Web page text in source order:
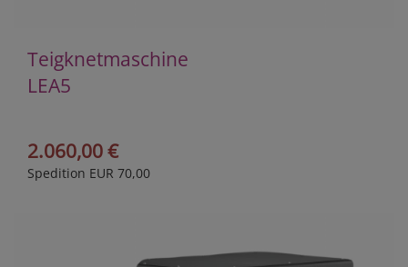
Teigknetmaschine
LEA5
2.060,00 €
Spedition EUR 70,00